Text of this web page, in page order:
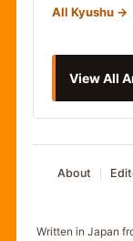
All Kyushu
View All
About
Written in Japan